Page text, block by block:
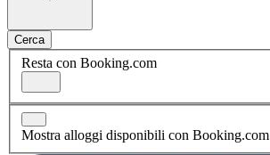
Cerca
Resta con Booking.com
Mostra alloggi disponibili con Booking.com